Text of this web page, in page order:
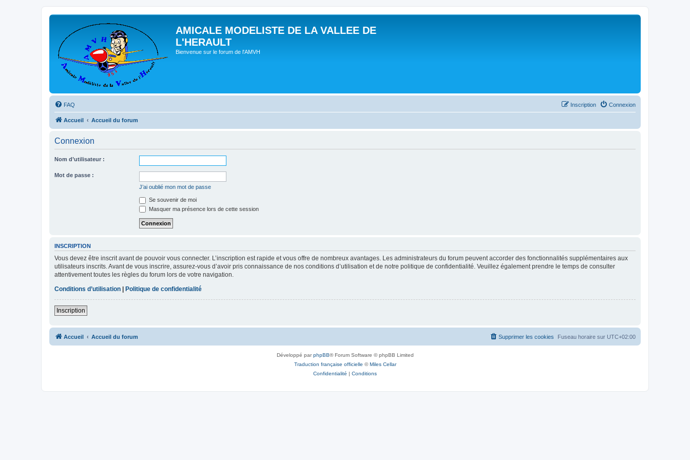
AMICALE MODELISTE DE LA VALLEE DE
L'HERAULT
Bienvenue sur le forum de l'AMVH
FAQ Connexion
Inscription
Accueil Accueil du forum
Connexion
Nom d’utilisateur :
Mot de passe :
J’ai oublié mon mot de passe
Se souvenir de moi
Masquer ma présence lors de cette session
INSCRIPTION
Vous devez être inscrit avant de pouvoir vous connecter. L’inscription est rapide et vous offre de nombreux avantages. Les administrateurs du forum peuvent accorder des fonctionnalités supplémentaires aux
utilisateurs inscrits. Avant de vous inscrire, assurez-vous d’avoir pris connaissance de nos conditions d’utilisation et de notre politique de confidentialité. Veuillez également prendre le temps de consulter
attentivement toutes les règles du forum lors de votre navigation.
Conditions d’utilisation | Politique de confidentialité
Inscription
Accueil Accueil du forum Fuseau horaire sur UTC+02:00
Supprimer les cookies
Développé parphpBB® Forum Software © phpBB Limited
Traduction française officielle ©Miles Cellar
Confidentialité | Conditions